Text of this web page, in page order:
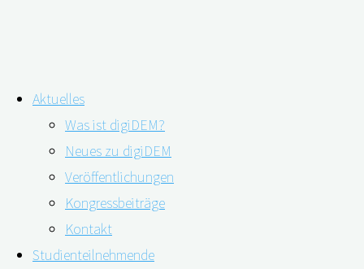
Inhalt
springen
Aktuelles
Was ist digiDEM?
Neues zu digiDEM
Veröffentlichungen
Kongressbeiträge
Kontakt
Studienteilnehmende
Schlagwort:DIagnose
Webinar: Verschiedene Demenzformen
und ihre Verläufe – ein Überblick